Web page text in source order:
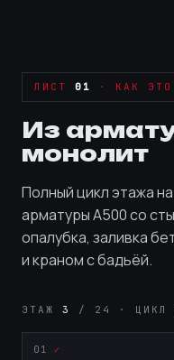
ЛИСТ 01 · КАК ЭТО
Из
монолит
Полный цикл этажа
арматуры А500 со
опалубка, заливка
и краном с бадьёй.
ЭТАЖ 3 / 24 · ЦИКЛ
01